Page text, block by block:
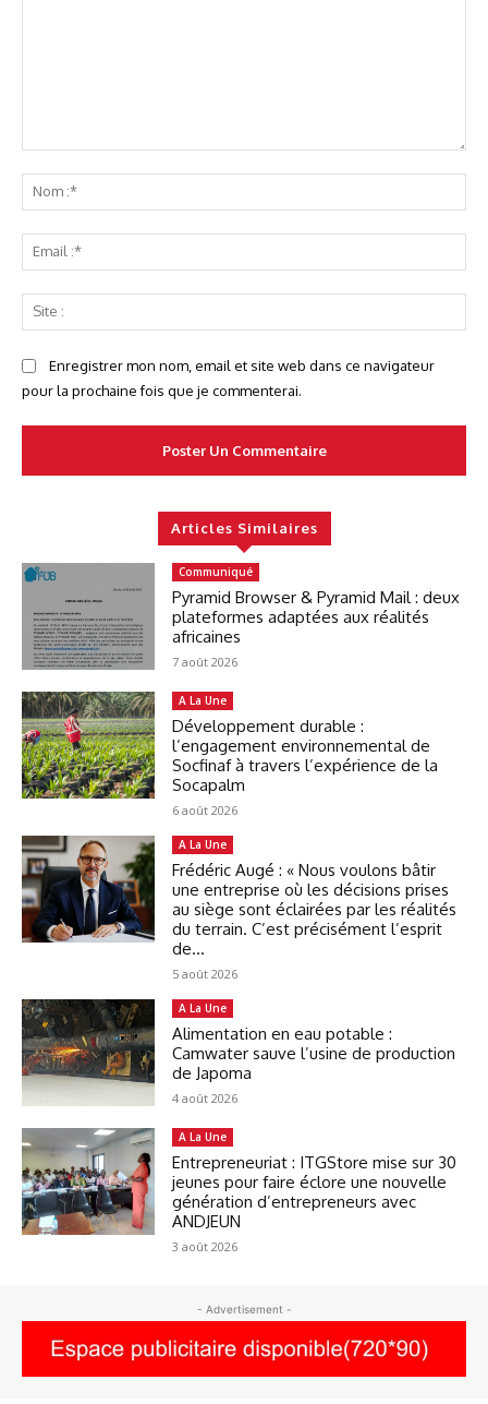
:*
:*
:
Enregistrer mon nom, email et site web dans ce navigateur
pour la prochaine fois que je commenterai.
Articles Similaires
Communiqué
Pyramid Browser & Pyramid Mail : deux
plateformes adaptées aux réalités
africaines
7 août 2026
A La Une
Développement durable :
l’engagement environnemental de
Socfinaf à travers l’expérience de la
Socapalm
6 août 2026
A La Une
Frédéric Augé : « Nous voulons bâtir
une entreprise où les décisions prises
au siège sont éclairées par les réalités
du terrain. C’est précisément l’esprit
de...
5 août 2026
A La Une
Alimentation en eau potable :
Camwater sauve l’usine de production
de Japoma
4 août 2026
A La Une
Entrepreneuriat : ITGStore mise sur 30
jeunes pour faire éclore une nouvelle
génération d’entrepreneurs avec
ANDJEUN
3 août 2026
- Advertisement -